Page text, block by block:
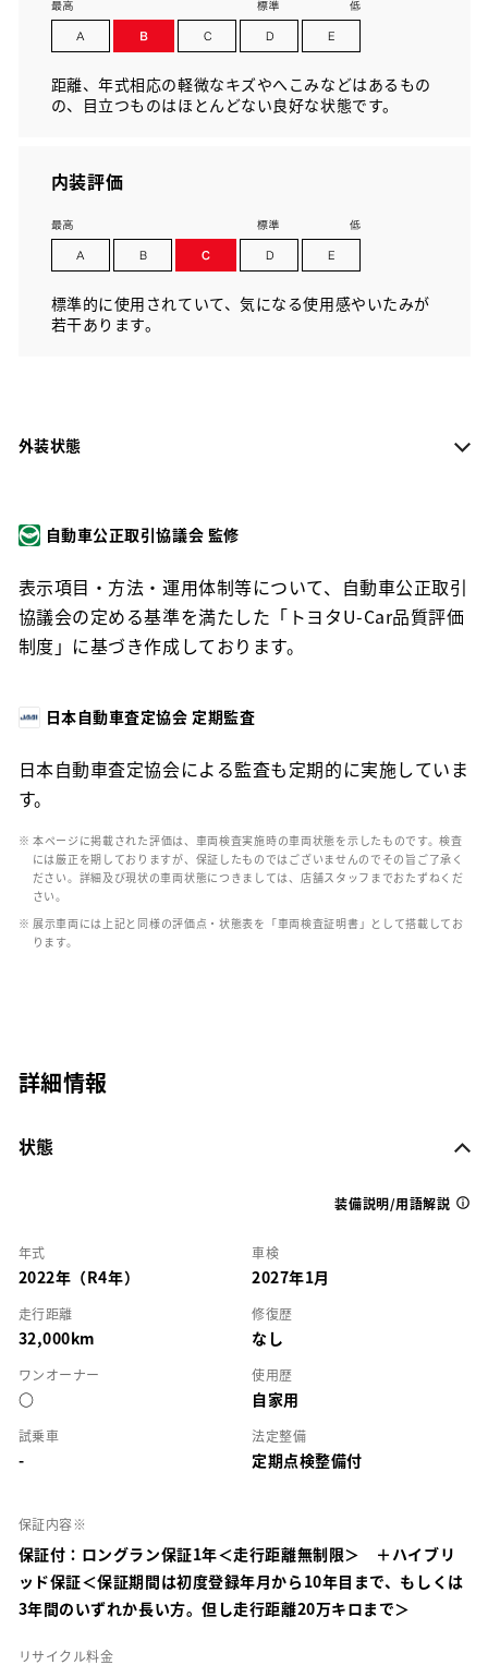
距離、年式相応の軽微なキズやへこみなどはあるもの
の、目立つものはほとんどない良好な状態です。
内装評価
標準的に使用されていて、気になる使用感やいたみが
若干あります。
外装状態
自動車公正取引協議会 監修
表示項目・方法・運用体制等について、自動車公正取引
協議会の定める基準を満たした「トヨタU-Car品質評価
制度」に基づき作成しております。
日本自動車査定協会 定期監査
日本自動車査定協会による監査も定期的に実施していま
す。
※ 本ページに掲載された評価は、車両検査実施時の車両状態を示したものです。検査
には厳正を期しておりますが、保証したものではございませんのでその旨ご了承く
ださい。詳細及び現状の車両状態につきましては、店舗スタッフまでおたずねくだ
さい。
※ 展示車両には上記と同様の評価点・状態表を「車両検査証明書」として搭載してお
ります。
詳細情報
状態
装備説明/用語解説
年式
2022年（R4年）
車検
2027年1月
走行距離
32,000km
修復歴
なし
ワンオーナー
○
使用歴
自家用
試乗車
-
法定整備
定期点検整備付
保証内容※
保証付：ロングラン保証1年＜走行距離無制限＞ ＋ハイブリ
ッド保証＜保証期間は初度登録年月から10年目まで、もしくは
3年間のいずれか長い方。但し走行距離20万キロまで＞
リサイクル料金